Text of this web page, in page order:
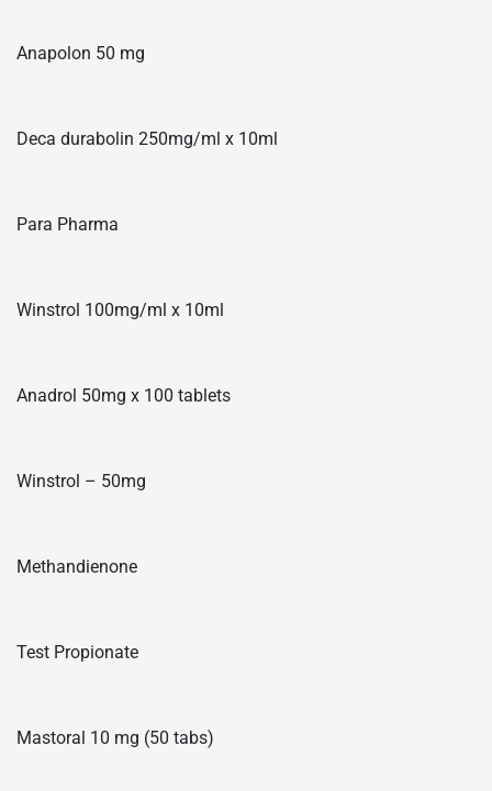
Anapolon 50 mg
Deca durabolin 250mg/ml x 10ml
Para Pharma
Winstrol 100mg/ml x 10ml
Anadrol 50mg x 100 tablets
Winstrol – 50mg
Methandienone
Test Propionate
Mastoral 10 mg (50 tabs)